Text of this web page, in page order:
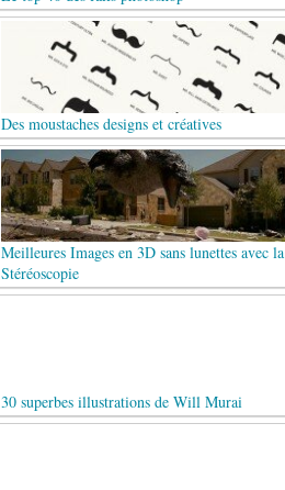
Des moustaches designs et créatives
Meilleures Images en 3D sans lunettes avec la
Stéréoscopie
30 superbes illustrations de Will Murai